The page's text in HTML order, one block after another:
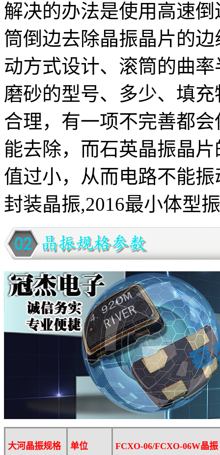
解决的办法是使用高速
筒倒边去除晶振晶片的
动方式设计、滚筒的曲
磨砂的型号、多少、填
合理，有一项不完善都
能去除，而石英晶振晶
值过小，从而电路不能
封装晶振,2016最小体型
大河晶振规格 单位 FCXO-06/FCXO-06W晶振